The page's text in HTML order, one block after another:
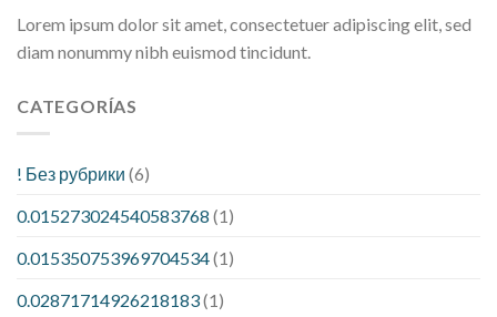
Lorem ipsum dolor sit amet, consectetuer adipiscing elit, sed
diam nonummy nibh euismod tincidunt.
CATEGORÍAS
! Без рубрики (6)
0.015273024540583768 (1)
0.015350753969704534(1)
0.02871714926218183(1)